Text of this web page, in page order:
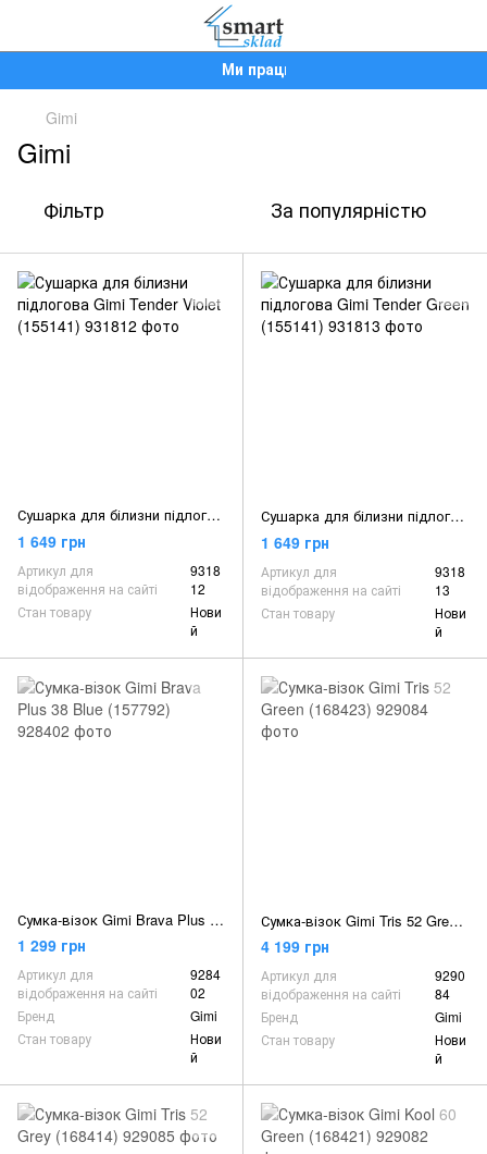
Ми працюємо!
Gimi
Gimi
Фільтр За популярністю
Сушарка для білизни підлогова Gimi Tender Violet (155141)
1 649 грн
Артикул для
відображення на сайті
9318
12
Стан товару
Нови
й
Сушарка для білизни підлогова Gimi Tender Green (155141)
1 649 грн
Артикул для
відображення на сайті
9318
13
Стан товару
Нови
й
Сумка-візок Gimi Brava Plus 38 Blue (157792)
1 299 грн
Артикул для
відображення на сайті
9284
02
Бренд
Gimi
Стан товару
Нови
й
Сумка-візок Gimi Tris 52 Green (168423)
4 199 грн
Артикул для
відображення на сайті
9290
84
Бренд
Gimi
Стан товару
Нови
й